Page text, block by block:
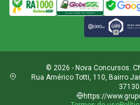
© 2026 - Nova Concursos.
Rua Américo Totti, 110, Bairro
https://